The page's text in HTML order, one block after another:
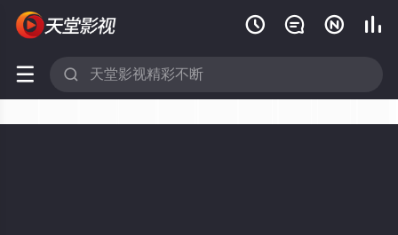
   
 